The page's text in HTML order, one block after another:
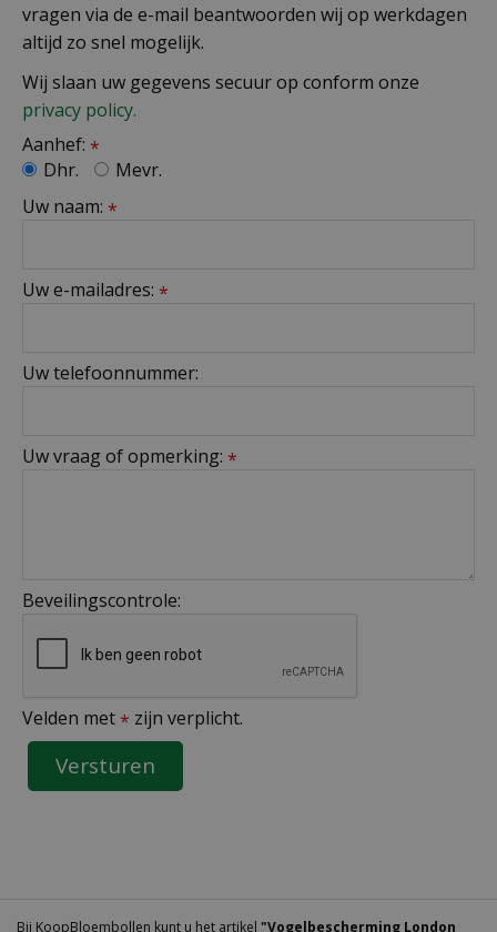
vragen via de e-mail beantwoorden wij op werkdagen
altijd zo snel mogelijk.
Wij slaan uw gegevens secuur op conform onze
privacy policy.
Aanhef: *
Dhr.
Mevr.
Uw naam: *
Uw e-mailadres: *
Uw telefoonnummer:
Uw vraag of opmerking: *
Beveilingscontrole:
Velden met * zijn verplicht.
Bij KoopBloembollen kunt u het artikel "Vogelbescherming London